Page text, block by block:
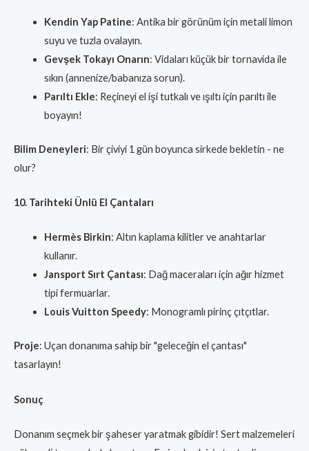
Kendin Yap Patine: Antika bir görünüm için metali limon
suyu ve tuzla ovalayın.
Gevşek Tokayı Onarın: Vidaları küçük bir tornavida ile
sıkın (annenize/babanıza sorun).
Parıltı Ekle: Reçineyi el işi tutkalı ve ışıltı için parıltı ile
boyayın!
Bilim Deneyleri: Bir çiviyi 1 gün boyunca sirkede bekletin - ne
olur?
10. Tarihteki Ünlü El Çantaları
Hermès Birkin: Altın kaplama kilitler ve anahtarlar
kullanır.
Jansport Sırt Çantası: Dağ maceraları için ağır hizmet
tipi fermuarlar.
Louis Vuitton Speedy: Monogramlı pirinç çıtçıtlar.
Proje: Uçan donanıma sahip bir "geleceğin el çantası"
tasarlayın!
Sonuç
Donanım seçmek bir şaheser yaratmak gibidir! Sert malzemeleri